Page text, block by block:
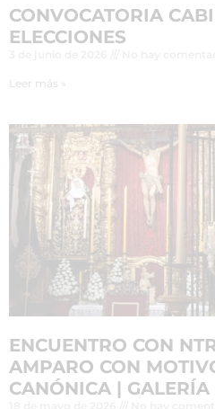
CONVOCATORIA
ELECCIONES
Leer más »
ENCUENTRO CON
AMPARO CON
CANÓNICA |